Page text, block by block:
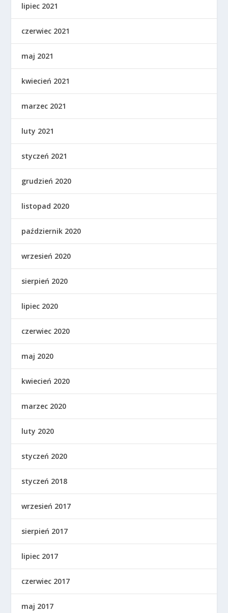
lipiec 2021
czerwiec 2021
maj 2021
kwiecień 2021
marzec 2021
luty 2021
styczeń 2021
grudzień 2020
listopad 2020
październik 2020
wrzesień 2020
sierpień 2020
lipiec 2020
czerwiec 2020
maj 2020
kwiecień 2020
marzec 2020
luty 2020
styczeń 2020
styczeń 2018
wrzesień 2017
sierpień 2017
lipiec 2017
czerwiec 2017
maj 2017